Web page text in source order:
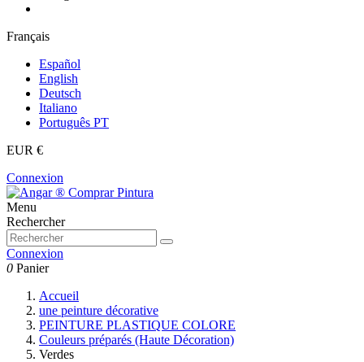
Français
Español
English
Deutsch
Italiano
Português PT
EUR €
Connexion
Menu
Rechercher
Connexion
0 Panier
Accueil
une peinture décorative
PEINTURE PLASTIQUE COLORE
Couleurs préparés (Haute Décoration)
Verdes